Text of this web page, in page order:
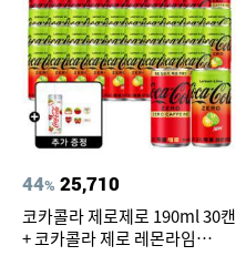
44% 25,710
코카콜라 제로제로 190ml 30캔
+ 코카콜라 제로 레몬라임